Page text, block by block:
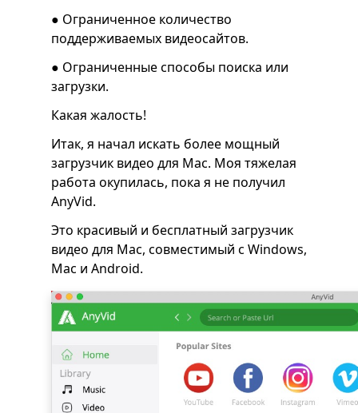
● Ограниченное количество
поддерживаемых видеосайтов.
● Ограниченные способы поиска или
загрузки.
Какая жалость!
Итак, я начал искать более мощный
загрузчик видео для Mac. Моя тяжелая
работа окупилась, пока я не получил
AnyVid.
Это красивый и бесплатный загрузчик
видео для Mac, совместимый с Windows,
Mac и Android.